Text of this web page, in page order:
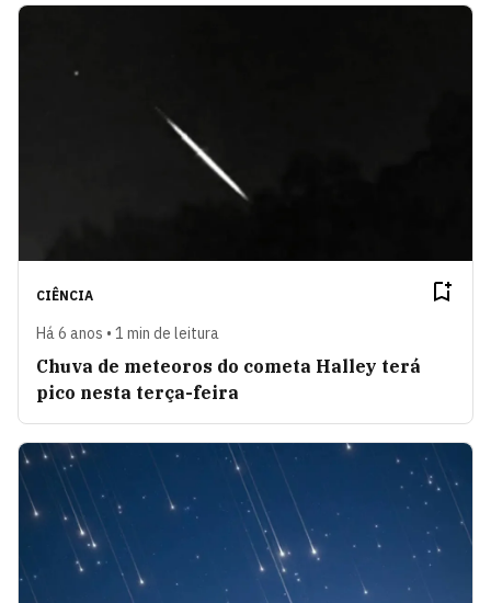
CIÊNCIA
Há 6 anos • 1 min de leitura
Chuva de meteoros do cometa Halley terá
pico nesta terça-feira